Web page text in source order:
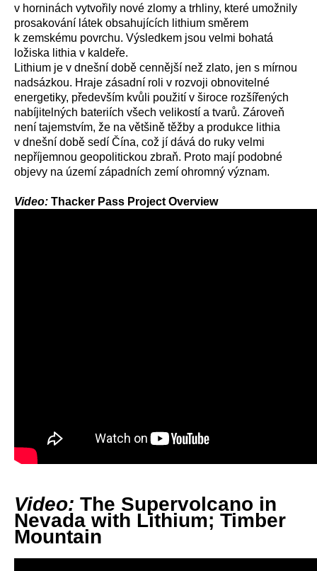
v horninách vytvořily nové zlomy a trhliny, které umožnily
prosakování látek obsahujících lithium směrem
k zemskému povrchu. Výsledkem jsou velmi bohatá
ložiska lithia v kaldeře.
Lithium je v dnešní době cennější než zlato, jen s mírnou
nadsázkou. Hraje zásadní roli v rozvoji obnovitelné
energetiky, především kvůli použití v široce rozšířených
nabíjitelných bateriích všech velikostí a tvarů. Zároveň
není tajemstvím, že na většině těžby a produkce lithia
v dnešní době sedí Čína, což jí dává do ruky velmi
nepříjemnou geopolitickou zbraň. Proto mají podobné
objevy na území západních zemí ohromný význam.
Video: Thacker Pass Project Overview
Video: The Supervolcano in
Nevada with Lithium; Timber
Mountain